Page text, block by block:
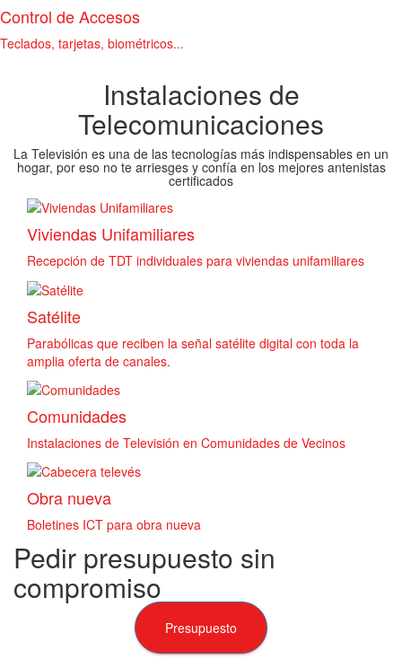
Control de Accesos
Teclados, tarjetas, biométricos...
Instalaciones de
Telecomunicaciones
La Televisión es una de las tecnologías más indispensables en un
hogar, por eso no te arriesges y confía en los mejores antenistas
certificados
Viviendas Unifamiliares
Recepción de TDT individuales para viviendas unifamiliares
Satélite
Parabólicas que reciben la señal satélite digital con toda la
amplia oferta de canales.
Comunidades
Instalaciones de Televisión en Comunidades de Vecinos
Obra nueva
Boletines ICT para obra nueva
Pedir presupuesto sin
compromiso
Presupuesto